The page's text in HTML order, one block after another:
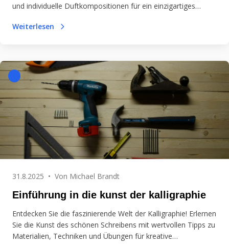
und individuelle Duftkompositionen für ein einzigartiges
Weiterlesen
31.8.2025 • Von Michael Brandt
Einführung in die kunst der kalligraphie
Entdecken Sie die faszinierende Welt der Kalligraphie! Erlernen
Sie die Kunst des schönen Schreibens mit wertvollen Tipps zu
Materialien, Techniken und Übungen für kreative